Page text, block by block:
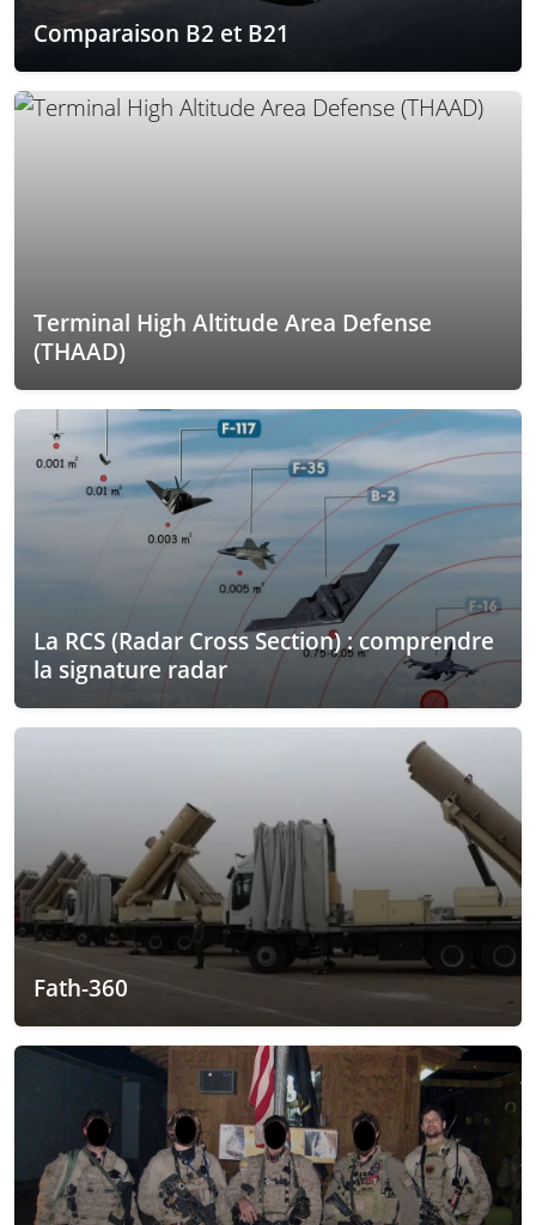
Comparaison B2 et B21
Terminal High Altitude Area Defense
(THAAD)
La RCS (Radar Cross Section) : comprendre
la signature radar
Fath-360